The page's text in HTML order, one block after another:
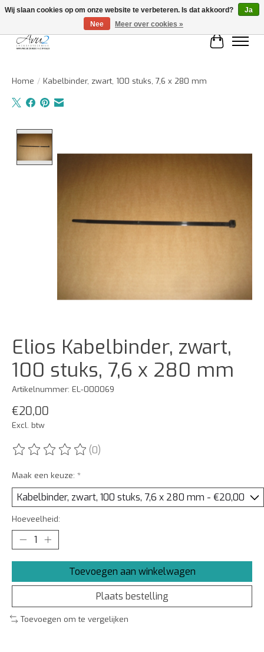
Home / Kabelbinder, zwart, 100 stuks, 7,6 x 280 mm
Elios Kabelbinder, zwart,
100 stuks, 7,6 x 280 mm
Artikelnummer: EL-000069
€20,00
Excl. btw
De beoordeling van dit product is
(0)
Maak een keuze: *
Hoeveelheid:
Toevoegen aan winkelwagen
Plaats bestelling
Toevoegen om te vergelijken
Wij slaan cookies op om onze website te verbeteren. Is dat akkoord?
Ja
Nee
Meer over cookies »